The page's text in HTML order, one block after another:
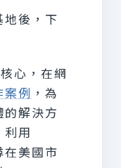
後，下
心，在網
例 ，為
解決方
用
美國市